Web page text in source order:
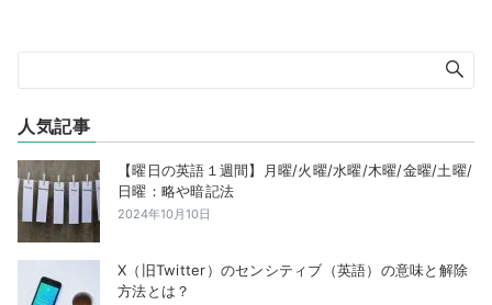
人気記事
【曜日の英語１週間】月曜/火曜/水曜/木曜/金曜/土曜/
日曜：略や暗記法
2024年10月10日
X（旧Twitter）のセンシティブ（英語）の意味と解除
方法とは？